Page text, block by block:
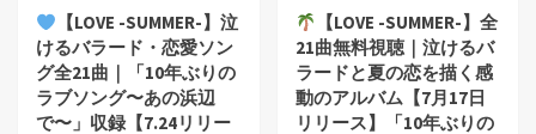
【LOVE -SUMMER-】泣
けるバラード・恋愛ソン
グ全21曲｜「10年ぶりの
ラブソング〜あの浜辺
で〜」収録【7.24リリー
【LOVE -SUMMER-】全
21曲無料視聴｜泣けるバ
ラードと夏の恋を描く感
動のアルバム【7月17日
リリース】「10年ぶりの